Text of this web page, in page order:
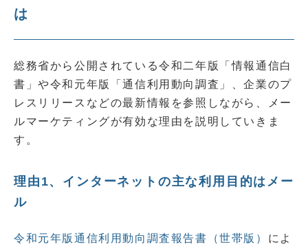
は
総務省から公開されている令和二年版「情報通信白
書」や令和元年版「通信利用動向調査」、企業のプ
レスリリースなどの最新情報を参照しながら、メー
ルマーケティングが有効な理由を説明していきま
す。
理由1、インターネットの主な利用目的はメー
ル
令和元年版通信利用動向調査報告書（世帯版） によ